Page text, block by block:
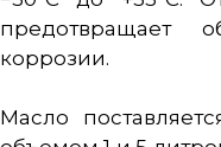
предотвращает
коррозии.
Масло